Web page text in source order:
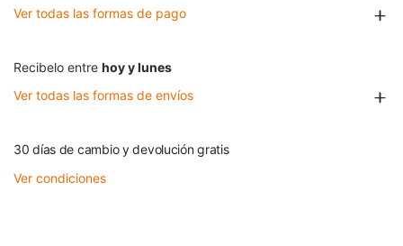
Ver todas las formas de pago
Recibelo entre hoy y lunes
Ver todas las formas de envíos
30 días de cambio y devolución gratis
Ver condiciones